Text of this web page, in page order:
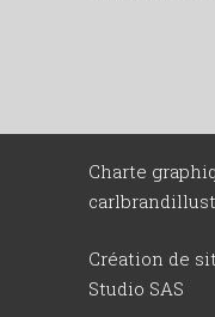
Charte
Création de
Studio SAS